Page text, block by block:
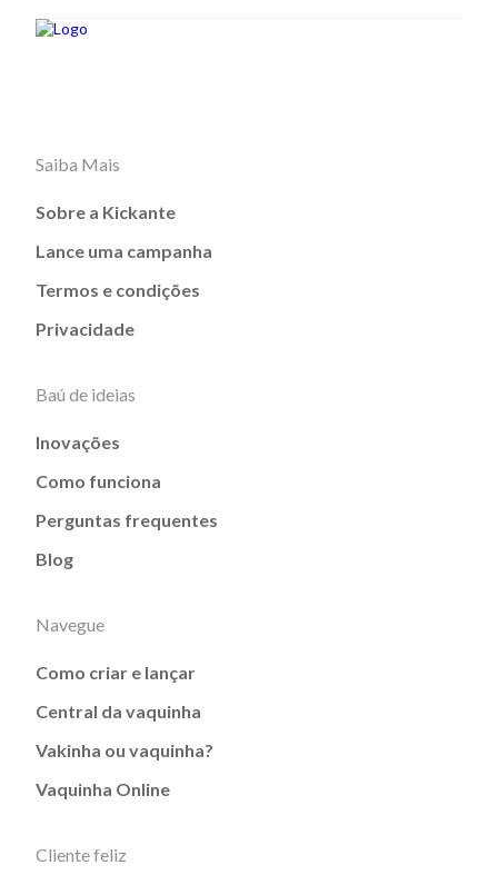
Saiba Mais
Sobre a Kickante
Lance uma campanha
Termos e condições
Privacidade
Baú de ideias
Inovações
Como funciona
Perguntas frequentes
Blog
Navegue
Como criar e lançar
Central da vaquinha
Vakinha ou vaquinha?
Vaquinha Online
Cliente feliz